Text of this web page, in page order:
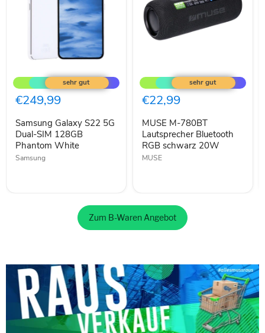
Galaxy
S22
5G
Dual-
128GB
Phantom
White
€249,99
Samsung Galaxy S22 5G
Dual-SIM 128GB
Phantom White
Samsung
M-
780BT
Lautsprecher
Bluetooth
schwarz
20W
€22,99
MUSE M-780BT
Lautsprecher Bluetooth
RGB schwarz 20W
MUSE
Zum B-Waren Angebot